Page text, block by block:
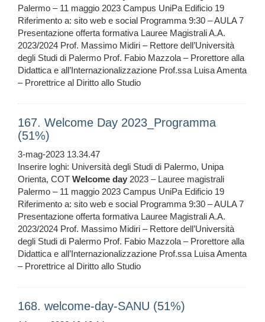
Palermo – 11 maggio 2023 Campus UniPa Edificio 19
Riferimento a: sito web e social Programma 9:30 – AULA 7
Presentazione offerta formativa Lauree Magistrali A.A.
2023/2024 Prof. Massimo Midiri – Rettore dell’Università
degli Studi di Palermo Prof. Fabio Mazzola – Prorettore alla
Didattica e all’Internazionalizzazione Prof.ssa Luisa Amenta
– Prorettrice al Diritto allo Studio
167. Welcome Day 2023_Programma
(51%)
3-mag-2023 13.34.47
Inserire loghi: Università degli Studi di Palermo, Unipa
Orienta, COT Welcome day 2023 – Lauree magistrali
Palermo – 11 maggio 2023 Campus UniPa Edificio 19
Riferimento a: sito web e social Programma 9:30 – AULA 7
Presentazione offerta formativa Lauree Magistrali A.A.
2023/2024 Prof. Massimo Midiri – Rettore dell’Università
degli Studi di Palermo Prof. Fabio Mazzola – Prorettore alla
Didattica e all’Internazionalizzazione Prof.ssa Luisa Amenta
– Prorettrice al Diritto allo Studio
168. welcome-day-SANU (51%)